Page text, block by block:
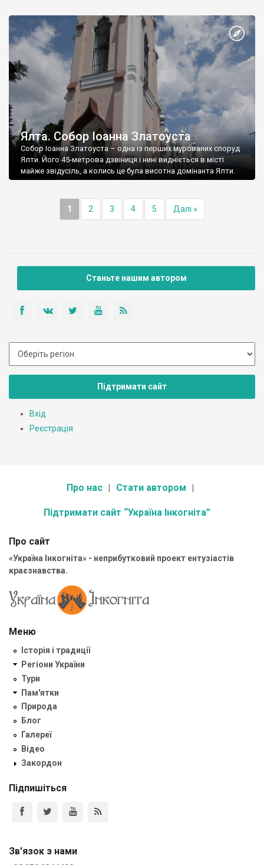
Ялта. Собор Іоанна Златоуста
Собор Іоанна Златоуста – одна із перших мурованих споруд
Ялти. Його 45-метрова дзвіниця і нині видніється в місті
майже звідусіль, а колись це була висотна домінанта Ялти.
1 2 3 4 5 Далі »
Станьте нашим автором
Підтримати сайт
Вхід
Реєстрація
Про нас Стати автором
Підтримати сайт “Україна Інкогніта”
Про сайт
«Україна Інкогніта» - неприбутковий проект ентузіастів
краєзнавства.
Меню
Історія і традиції
Регіони України
Тури
Пам'ятки
Природа
Блог
Галереї
Відео
Закордон
Підпишіться
Зв'язок з нами